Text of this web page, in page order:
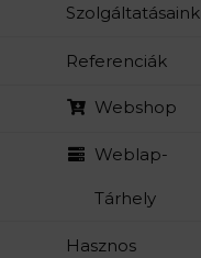
Szolgáltatásaink
Referenciák
Webshop
Weblap-
Tárhely
Hasznos